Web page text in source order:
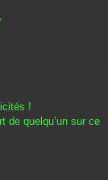
!
de quelqu’un sur ce